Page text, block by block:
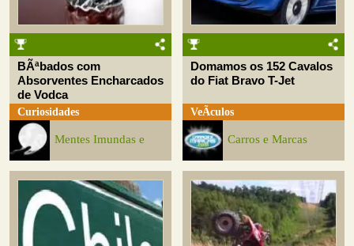
BÃªbados com
Absorventes Encharcados
de Vodca
Curiosidades
Mentes Imundas e
Domamos os 152 Cavalos
do Fiat Bravo T-Jet
VeÃ­culos
Carros e Marcas